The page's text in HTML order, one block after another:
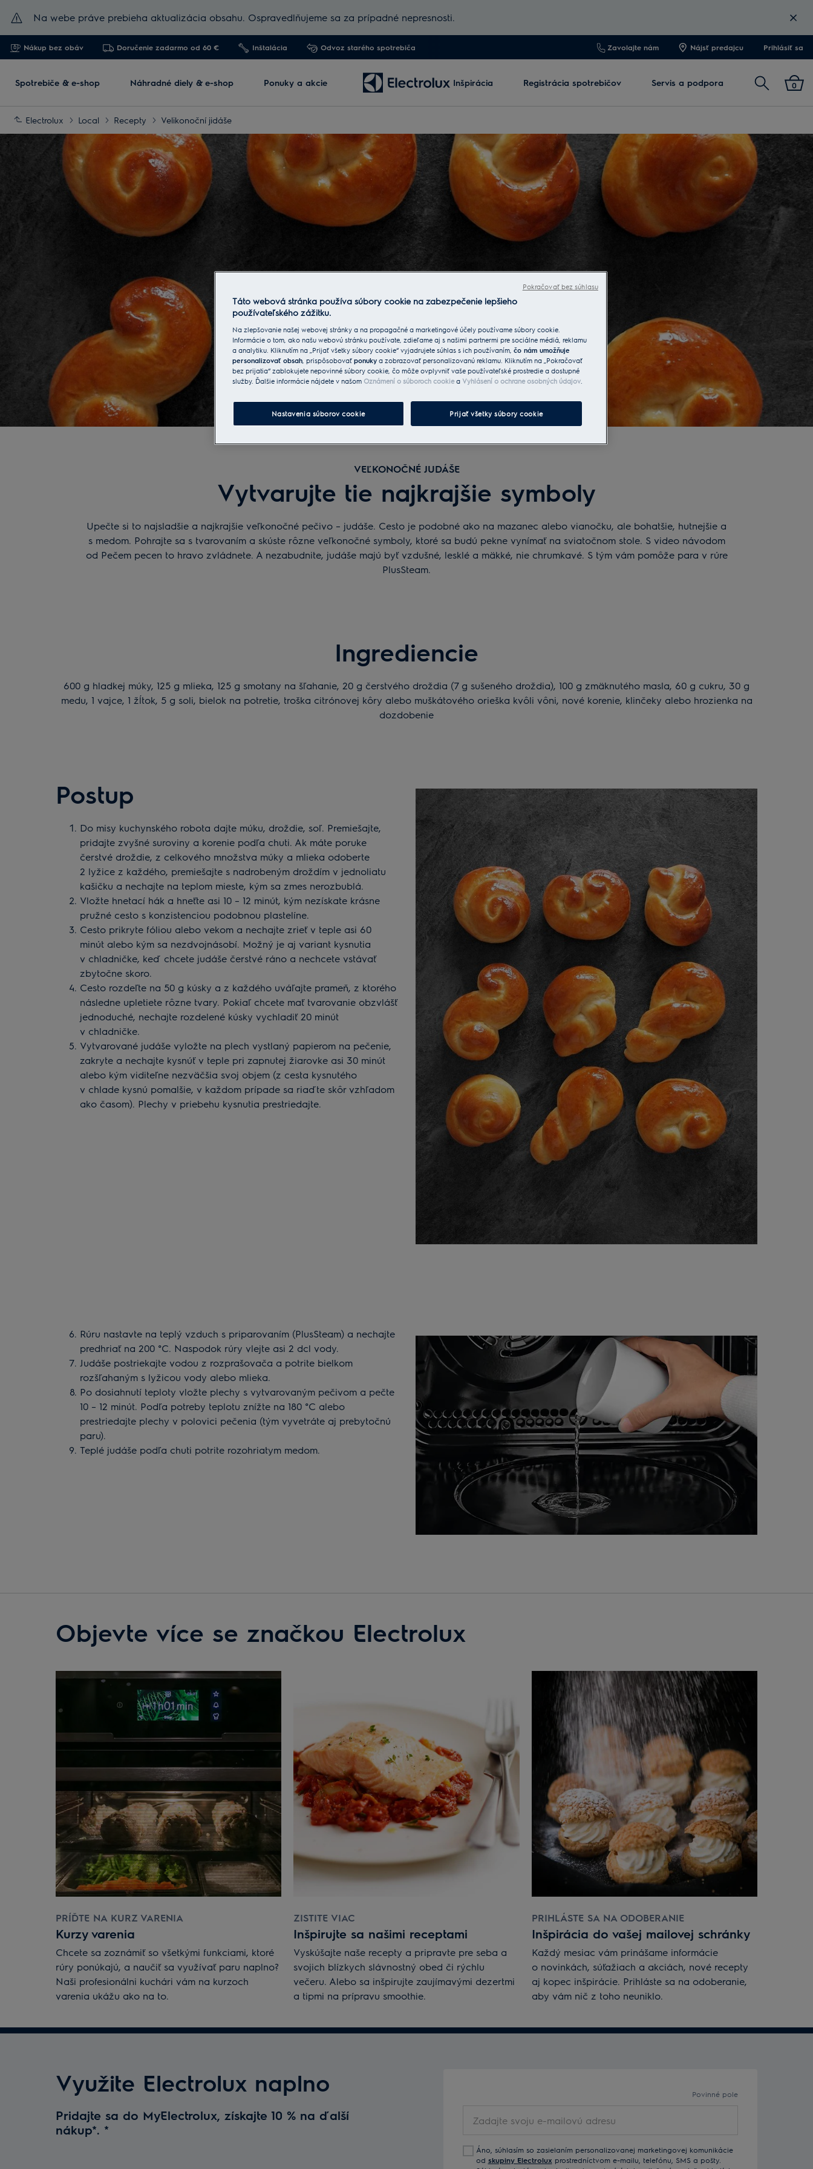
Na webe práve prebieha aktualizácia obsahu. Ospravedlňujeme sa za prípadné nepresnosti.
Nákup bez obáv Doručenie zadarmo od 60 € Inštalácia Odvoz starého spotrebiča Zavolajte nám Nájsť predajcu Prihlásiť sa
Spotrebiče & e-shop Náhradné diely & e-shop Ponuky a akcie Inšpirácia Registrácia spotrebičov Servis a podpora Vyhľadať0
Electrolux Local Recepty Velikonoční jidáše
VEĽKONOČNÉ JUDÁŠE
Vytvarujte tie najkrajšie symboly
Upečte si to najsladšie a najkrajšie veľkonočné pečivo – judáše. Cesto je podobné ako na mazanec alebo vianočku, ale bohatšie, hutnejšie a
s medom. Pohrajte sa s tvarovaním a skúste rôzne veľkonočné symboly, ktoré sa budú pekne vynímať na sviatočnom stole. S video návodom
od Pečem pecen to hravo zvládnete. A nezabudnite, judáše majú byť vzdušné, lesklé a mäkké, nie chrumkavé. S tým vám pomôže para v rúre
PlusSteam.
Ingrediencie
600 g hladkej múky, 125 g mlieka, 125 g smotany na šľahanie, 20 g čerstvého droždia (7 g sušeného droždia), 100 g zmäknutého masla, 60 g cukru, 30 g
medu, 1 vajce, 1 žĺtok, 5 g soli, bielok na potretie, troška citrónovej kôry alebo muškátového orieška kvôli vôni, nové korenie, klinčeky alebo hrozienka na
dozdobenie
Postup
Do misy kuchynského robota dajte múku, droždie, soľ. Premiešajte,
pridajte zvyšné suroviny a korenie podľa chuti. Ak máte poruke
čerstvé droždie, z celkového množstva múky a mlieka odoberte
2 lyžice z každého, premiešajte s nadrobeným droždím v jednoliatu
kašičku a nechajte na teplom mieste, kým sa zmes nerozbublá.
Vložte hnetací hák a hneťte asi 10 – 12 minút, kým nezískate krásne
pružné cesto s konzistenciou podobnou plastelíne.
Cesto prikryte fóliou alebo vekom a nechajte zrieť v teple asi 60
minút alebo kým sa nezdvojnásobí. Možný je aj variant kysnutia
v chladničke, keď chcete judáše čerstvé ráno a nechcete vstávať
zbytočne skoro.
Cesto rozdeľte na 50 g kúsky a z každého uváľajte prameň, z ktorého
následne upletiete rôzne tvary. Pokiaľ chcete mať tvarovanie obzvlášť
jednoduché, nechajte rozdelené kúsky vychladiť 20 minút
v chladničke.
Vytvarované judáše vyložte na plech vystlaný papierom na pečenie,
zakryte a nechajte kysnúť v teple pri zapnutej žiarovke asi 30 minút
alebo kým viditeľne nezväčšia svoj objem (z cesta kysnutého
v chlade kysnú pomalšie, v každom prípade sa riaďte skôr vzhľadom
ako časom). Plechy v priebehu kysnutia prestriedajte.
Rúru nastavte na teplý vzduch s priparovaním (PlusSteam) a nechajte
predhriať na 200 °C. Naspodok rúry vlejte asi 2 dcl vody.
Judáše postriekajte vodou z rozprašovača a potrite bielkom
rozšľahaným s lyžicou vody alebo mlieka.
Po dosiahnutí teploty vložte plechy s vytvarovaným pečivom a pečte
10 – 12 minút. Podľa potreby teplotu znížte na 180 °C alebo
prestriedajte plechy v polovici pečenia (tým vyvetráte aj prebytočnú
paru).
Teplé judáše podľa chuti potrite rozohriatym medom.
Objevte více se značkou Electrolux
PRÍĎTE NA KURZ VARENIA
Kurzy varenia
Chcete sa zoznámiť so všetkými funkciami, ktoré
rúry ponúkajú, a naučiť sa využívať paru naplno?
Naši profesionálni kuchári vám na kurzoch
varenia ukážu ako na to.
ZISTITE VIAC
Inšpirujte sa našimi receptami
Vyskúšajte naše recepty a pripravte pre seba a
svojich blízkych slávnostný obed či rýchlu
večeru. Alebo sa inšpirujte zaujímavými dezertmi
a tipmi na prípravu smoothie.
PRIHLÁSTE SA NA ODOBERANIE
Inšpirácia do vašej mailovej schránky
Každý mesiac vám prinášame informácie
o novinkách, súťažiach a akciách, nové recepty
aj kopec inšpirácie. Prihláste sa na odoberanie,
aby vám nič z toho neuniklo.
Využite Electrolux naplno
Pridajte sa do MyElectrolux, získajte 10 % na ďalší
nákup*. *
Povinné pole
svoju
mailovú
Áno, súhlasím so zasielaním personalizovanej marketingovej komunikácie
od skupiny Electrolux prostredníctvom e-mailu, telefónu, SMS a pošty.
Táto webová stránka používa súbory cookie na zabezpečenie lepšieho
používateľského zážitku.
Na zlepšovanie našej webovej stránky a na propagačné a marketingové účely používame súbory cookie.
Informácie o tom, ako našu webovú stránku používate, zdieľame aj s našimi partnermi pre sociálne médiá, reklamu
a analytiku. Kliknutím na „Prijať všetky súbory cookie“ vyjadrujete súhlas s ich používaním, čo nám umožňuje
personalizovať obsah, prispôsobovať ponuky a zobrazovať personalizovanú reklamu. Kliknutím na „Pokračovať
bez prijatia“ zablokujete nepovinné súbory cookie, čo môže ovplyvniť vaše používateľské prostredie a dostupné
služby. Ďalšie informácie nájdete v našom Oznámení o súboroch cookiea Vyhlásení o ochrane osobných údajov.
Nastavenia súborov cookie Prijať všetky súbory cookie
Pokračovať bez súhlasu